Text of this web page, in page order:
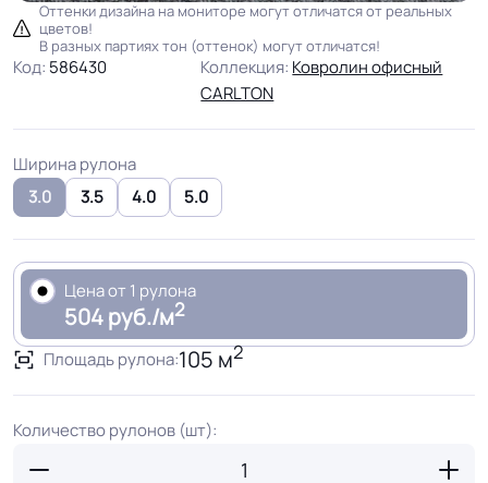
Оттенки дизайна на мониторе могут отличатся от реальных
цветов!
В разных партиях тон (оттенок) могут отличатся!
Код: 586430 Коллекция: Ковролин офисный
CARLTON
Ширина рулона
3.0
3.5 4.0 5.0
Цена от 1 рулона
504 руб./м2
Площадь рулона:105 м2
Количество рулонов (шт):